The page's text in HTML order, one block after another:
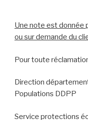
Une note est donnée
ou sur demande du
Pour toute
Direction
Populations DDPP
Service protections